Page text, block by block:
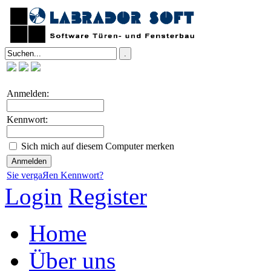
Anmelden:
Kennwort:
Sich mich auf diesem Computer merken
Sie vergaЯen Kennwort?
Login Register
Home
Über uns